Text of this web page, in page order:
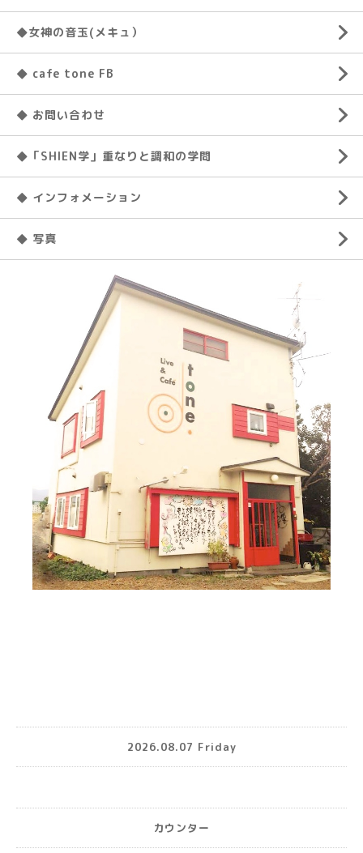
◆女神の音玉(メキュ）
◆ cafe tone FB
◆ お問い合わせ
◆「SHIEN学」重なりと調和の学問
◆ インフォメーション
◆ 写真
2026.08.07 Friday
カウンター